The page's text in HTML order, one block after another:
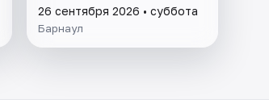
26 сентября 2026 • суббота
Барнаул